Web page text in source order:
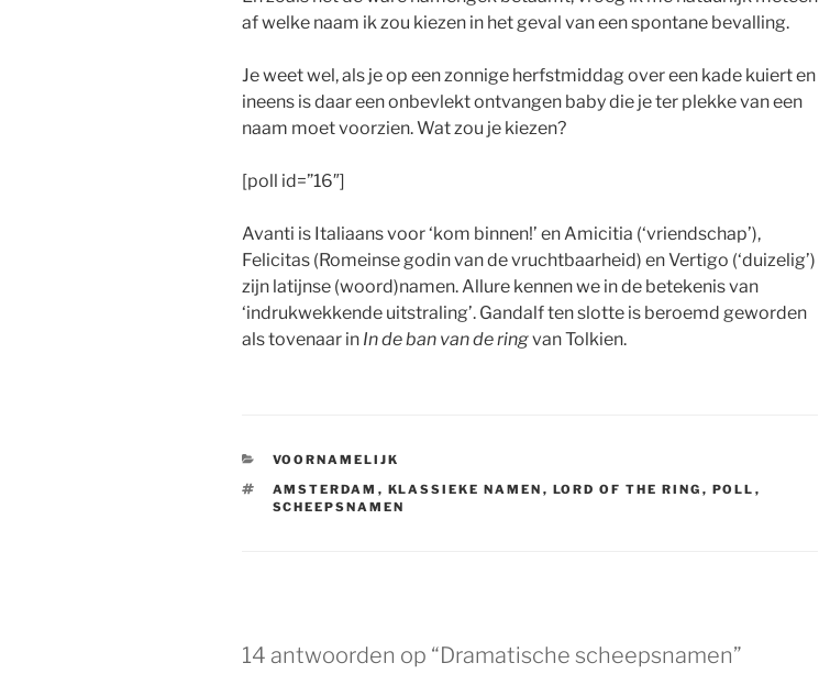
af welke naam ik zou kiezen in het geval van een spontane bevalling.
Je weet wel, als je op een zonnige herfstmiddag over een kade kuiert en
ineens is daar een onbevlekt ontvangen baby die je ter plekke van een
naam moet voorzien. Wat zou je kiezen?
[poll id=”16″]
Avanti is Italiaans voor ‘kom binnen!’ en Amicitia (‘vriendschap’),
Felicitas (Romeinse godin van de vruchtbaarheid) en Vertigo (‘duizelig’)
zijn latijnse (woord)namen. Allure kennen we in de betekenis van
‘indrukwekkende uitstraling’. Gandalf ten slotte is beroemd geworden
als tovenaar in In de ban van de ringvan Tolkien.
CATEGORIEËN
VOORNAMELIJK
TAGS
AMSTERDAM , KLASSIEKE NAMEN , LORD OF THE RING , POLL ,
SCHEEPSNAMEN
14 antwoorden op “Dramatische scheepsnamen”